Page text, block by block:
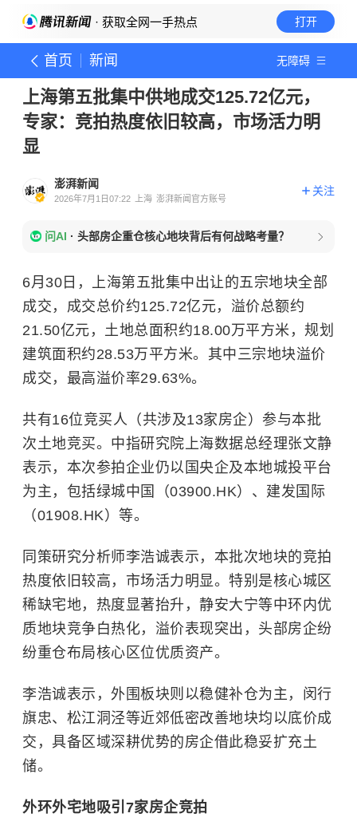
· 获取全网一手热点 打开
首页 新闻 无障碍
上海第五批集中供地成交125.72亿元，
专家：竞拍热度依旧较高，市场活力明
显
澎湃新闻
2026年7月1日07:22 上海 澎湃新闻官方账号
关注
问AI · 头部房企重仓核心地块背后有何战略考量？
6月30日，上海第五批集中出让的五宗地块全部
成交，成交总价约125.72亿元，溢价总额约
21.50亿元，土地总面积约18.00万平方米，规划
建筑面积约28.53万平方米。其中三宗地块溢价
成交，最高溢价率29.63%。
共有16位竞买人（共涉及13家房企）参与本批
次土地竞买。中指研究院上海数据总经理张文静
表示，本次参拍企业仍以国央企及本地城投平台
为主，包括绿城中国（03900.HK）、建发国际
（01908.HK）等。
同策研究分析师李浩诚表示，本批次地块的竞拍
热度依旧较高，市场活力明显。特别是核心城区
稀缺宅地，热度显著抬升，静安大宁等中环内优
质地块竞争白热化，溢价表现突出，头部房企纷
纷重仓布局核心区位优质资产。
李浩诚表示，外围板块则以稳健补仓为主，闵行
旗忠、松江洞泾等近郊低密改善地块均以底价成
交，具备区域深耕优势的房企借此稳妥扩充土
储。
外环外宅地吸引7家房企竞拍